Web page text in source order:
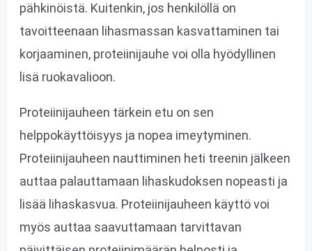
pähkinöistä. Kuitenkin, jos henkilöllä on
tavoitteenaan lihasmassan kasvattaminen tai
korjaaminen, proteiinijauhe voi olla hyödyllinen
lisä ruokavalioon.
Proteiinijauheen tärkein etu on sen
helppokäyttöisyys ja nopea imeytyminen.
Proteiinijauheen nauttiminen heti treenin jälkeen
auttaa palauttamaan lihaskudoksen nopeasti ja
lisää lihaskasvua. Proteiinijauheen käyttö voi
myös auttaa saavuttamaan tarvittavan